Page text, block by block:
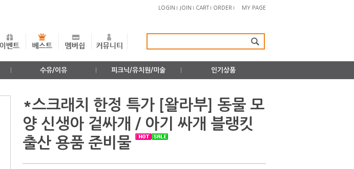
LOGIN JOIN CART ORDER MY PAGE
수유/이유 피크닉/유치원/미술 인기상품
*스크래치 한정 특가 [왈라부] 동물 모
양 신생아 겉싸개 / 아기 싸개 블랭킷
출산 용품 준비물